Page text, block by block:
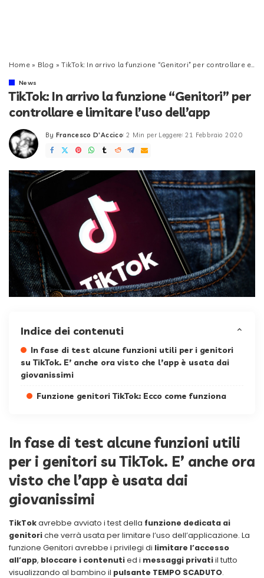
Home» Blog »TikTok: In arrivo la funzione “Genitori” per controllare e limitare l’uso dell’app
News
TikTok: In arrivo la funzione “Genitori” per
controllare e limitare l’uso dell’app
Posted
by
By Francesco D'Accico 2 Min per Leggere 21 Febbraio 2020
Indice dei contenuti
In fase di test alcune funzioni utili per i genitori
su TikTok. E’ anche ora visto che l’app è usata dai
giovanissimi
Funzione genitori TikTok: Ecco come funziona
In fase di test alcune funzioni utili
per i genitori su TikTok. E’ anche ora
visto che l’app è usata dai
giovanissimi
TikTokavrebbe avviato i test della funzione dedicata ai
genitoriche verrà usata per limitare l’uso dell’applicazione. La
funzione Genitori avrebbe i privilegi di limitare l’accesso
all’app, bloccare i contenutied i messaggi privatiil tutto
visualizzando al bambino il pulsante TEMPO SCADUTO.